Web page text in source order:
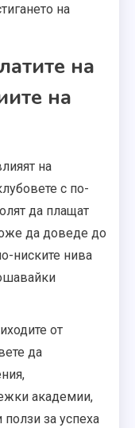
на
на
на
на
с по-
да плащат
да доведе до
ниските нива
от
да
академии,
за успеха